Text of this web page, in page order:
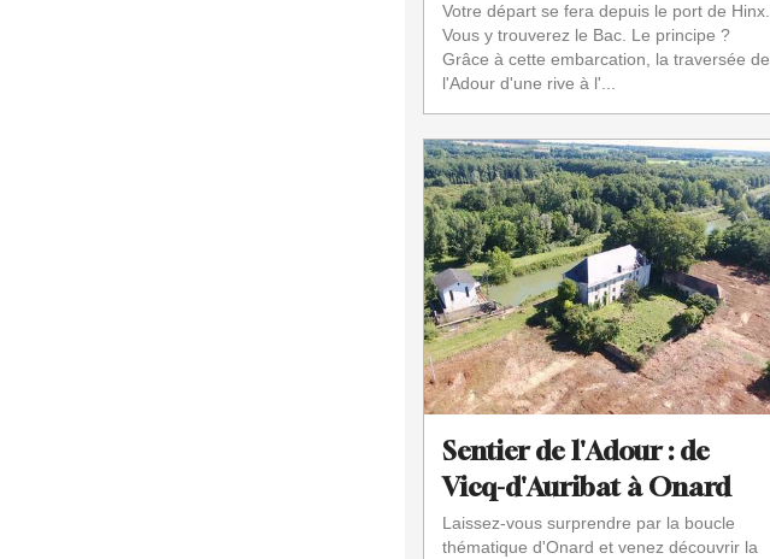
Votre départ se fera depuis le port de Hinx.
Vous y trouverez le Bac. Le principe ?
Grâce à cette embarcation, la traversée de
l'Adour d'une rive à l'...
Sentier de l'Adour : de
Vicq-d'Auribat à Onard
Laissez-vous surprendre par la boucle
thématique d'Onard et venez découvrir la